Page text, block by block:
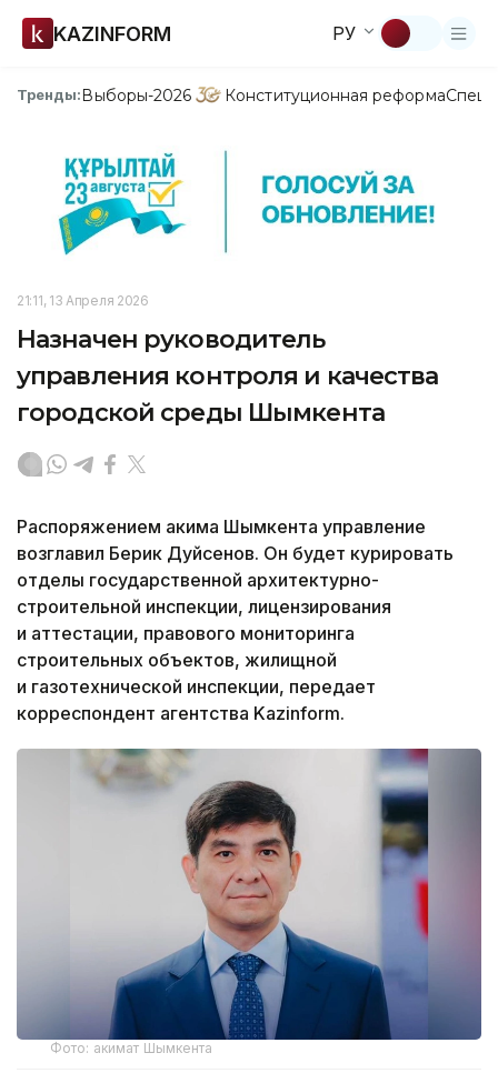
KAZINFORM РУ
Тренды:Выборы-2026 Конституционная реформа
21:11, 13 Апреля 2026
Назначен руководитель
управления контроля и качества
городской среды Шымкента
Распоряжением акима Шымкента управление
возглавил Берик Дуйсенов. Он будет курировать
отделы государственной архитектурно-
строительной инспекции, лицензирования
и аттестации, правового мониторинга
строительных объектов, жилищной
и газотехнической инспекции, передает
корреспондент агентства Kazinform.
Фото: акимат Шымкента